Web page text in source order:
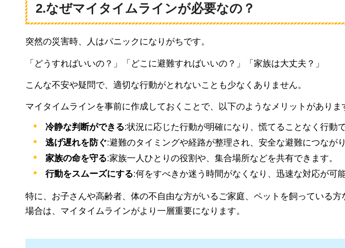
2.なぜマイタイムラインが必要なの？
突然の災害時、人はパニックになりがちです。
「どうすればいいの？」「どこに避難すればいいの？」「家族は大丈夫？」
こんな不安や疑問で、適切な行動がとれないことも少なくありません。
マイタイムラインを事前に作成しておくことで、以下のようなメリットがありま
冷静な判断ができる:状況に応じた行動が明確になり、慌てることなく行動で
逃げ遅れを防ぐ:避難のタイミングや経路が整理され、安全な避難につながり
家族の命を守る:家族一人ひとりの役割や、集合場所などを共有できます。
行動をスムーズにする:何をすべきか迷う時間がなくなり、迅速な対応が可
特に、お子さんや高齢者、体の不自由な方がいるご家庭、ペットを飼っている
場合は、マイタイムラインがより一層重要になります。